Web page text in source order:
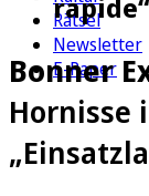
Rätsel
Newsletter
E-Paper
Bonner
Hornisse